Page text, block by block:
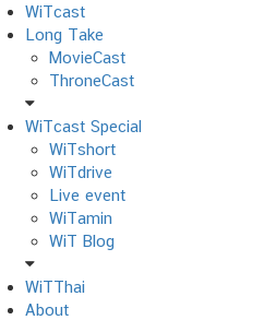
Skip
to
content
WiTcast
Long Take
MovieCast
ThroneCast
WiTcast Special
WiTshort
WiTdrive
Live event
WiTamin
WiT Blog
WiTThai
About